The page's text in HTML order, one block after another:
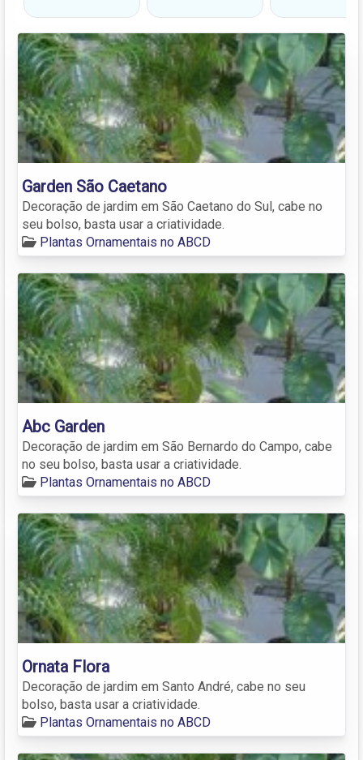
Garden São Caetano
Decoração de jardim em São Caetano do Sul, cabe no
seu bolso, basta usar a criatividade.
Plantas Ornamentais no ABCD
Abc Garden
Decoração de jardim em São Bernardo do Campo, cabe
no seu bolso, basta usar a criatividade.
Plantas Ornamentais no ABCD
Ornata Flora
Decoração de jardim em Santo André, cabe no seu
bolso, basta usar a criatividade.
Plantas Ornamentais no ABCD